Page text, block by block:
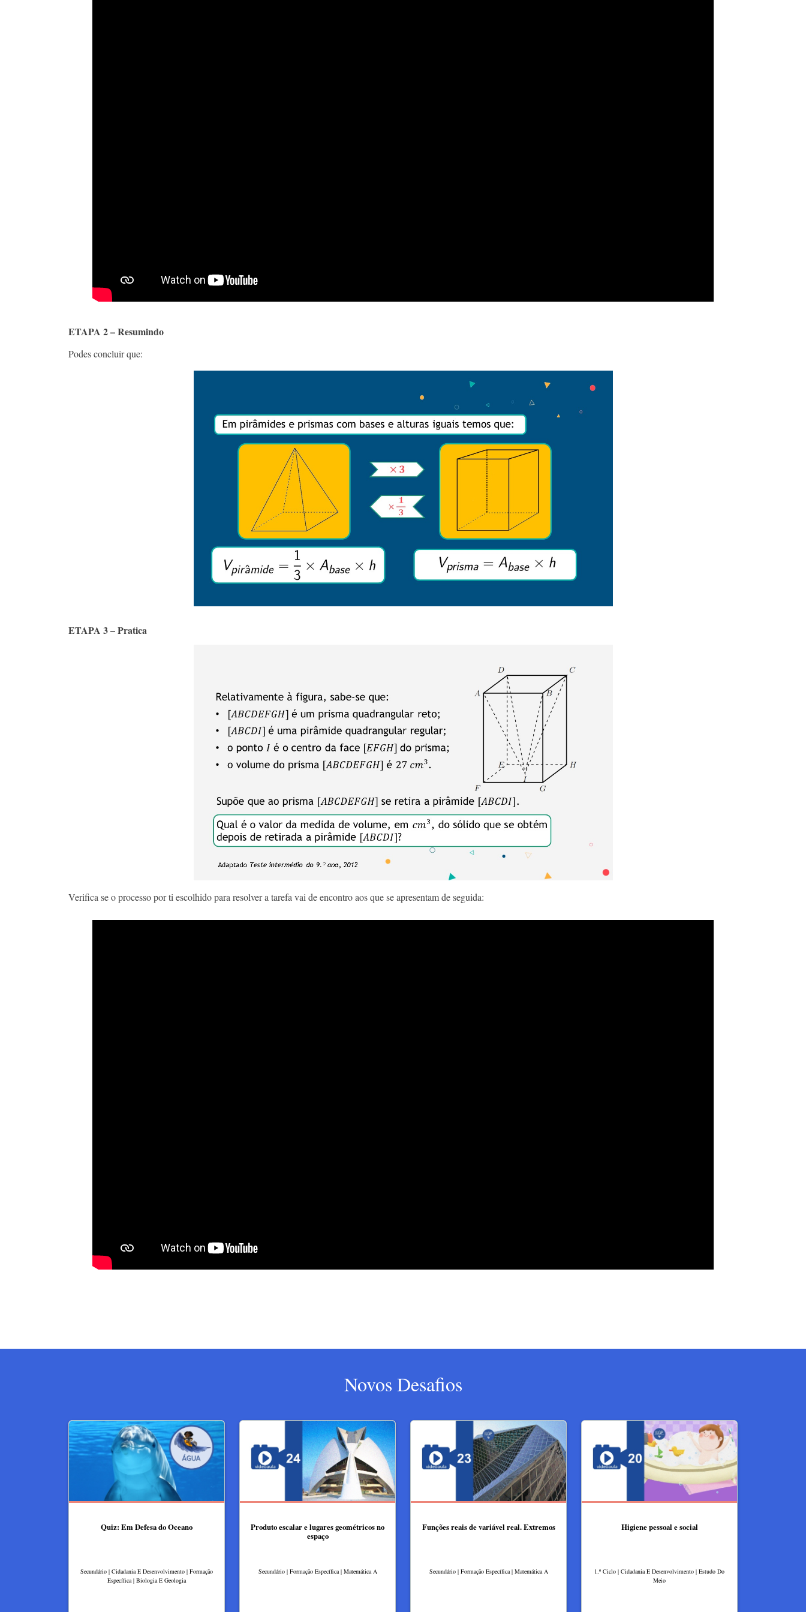
ETAPA 2 – Resumindo
Podes concluir que:
ETAPA 3 – Pratica
Verifica se o processo por ti escolhido para resolver a tarefa vai de encontro aos que se apresentam de seguida:
Novos Desafios
Quiz: Em Defesa do Oceano
Secundário | Cidadania E Desenvolvimento | Formação
Específica | Biologia E Geologia
Produto escalar e lugares geométricos no
espaço
Secundário | Formação Específica | Matemática A
Funções reais de variável real. Extremos
Secundário | Formação Específica | Matemática A
Higiene pessoal e social
1.º Ciclo | Cidadania E Desenvolvimento | Estudo Do
Meio